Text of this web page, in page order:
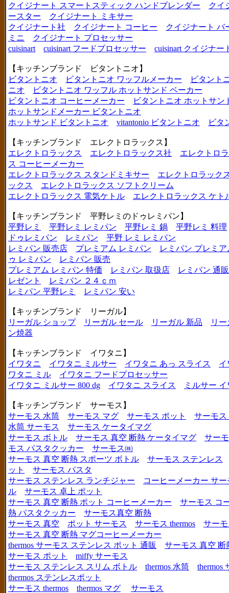
クイジナート スマートスティック ハンドブレンダー
クイ
ースター
クイジナート ミキサー
クイジナート社
クイジナート コーヒー
クイジナート バ
ミニ
クイジナート プロセッサー
cuisinart
cuisinart フードプロセッサー cuisinart クイジナー
【キッチンブランド ビタントニオ】
ビタントニオ
ビタントニオ ワッフルメーカー
ビタント
ニオ
ビタントニオ ワッフル ホットサンド ベーカー
ビタントニオ コーヒーメーカー
ビタントニオ ホットサン
ホットサンドメーカー ビタントニオ
ホットサンド ビタントニオ
vitantonio ビタントニオ ビタ
【キッチンブランド エレクトロラックス】
エレクトロラックス
エレクトロラックス社
エレクトロ
ス コーヒーメーカー
エレクトロラックス スタンドミキサー
エレクトロラック
ックス
エレクトロラックス ソフトクリーム
エレクトロラックス 電気ケトル
エレクトロラックス ケト
【キッチンブランド 平野レミのドゥレミパン】
平野レミ
平野レミ レミパン 平野レミ 鍋
平野レミ 料理
ドゥレミパン
レミパン
平野 レミ レミパン
レミパン 販売店
プレミアム レミパン
レミパン プレミア
ゥ レミパン
レミパン 販売
プレミアム レミパン 特価
レミパン 取扱店
レミパン 通販
レゼント
レミパン ２４ｃｍ
レミパン 平野レミ
レミパン 安い
【キッチンブランド リーガル】
リーガル ショップ
リーガル セール リーガル 新品
リ
ン焼器
【キッチンブランド イワタニ】
イワタニ
イワタニ ミルサー イワタニ あっ スライス
イ
ワタニ ミル
イワタニ フードプロセッサー
イワタニ ミルサー 800 dg
イワタニ スライス ミルサー
【キッチンブランド サーモス】
サーモス 水筒
サーモス マグ サーモス ポット
サーモス
水筒 サーモス
サーモス ケータイマグ
サーモス ボトル
サーモス 真空 断熱 ケータイマグ
サー
モス パスタクッカー
サーモス㈱
サーモス 真空 断熱 スポーツ ボトル
サーモス ステンレス
ット
サーモス パスタ
サーモス ステンレス ランチジャー
コーヒーメーカー サー
ル
サーモス 卓上 ポット
サーモス 真空 断熱 ポット コーヒーメーカー
サーモス コ
熱 パスタクッカー
サーモス真空 断熱
サーモス 真空
ポット サーモス サーモス thermos
サー
サーモス 真空 断熱 マグコーヒーメーカー
thermos サーモス ステンレス ポット 通販
サーモス 真空 断
サーモス ポット
miffy サーモス
サーモス ステンレス スリム ボトル
thermos 水筒
thermos
thermos ステンレスポット
サーモス thermos
thermos マグ サーモス